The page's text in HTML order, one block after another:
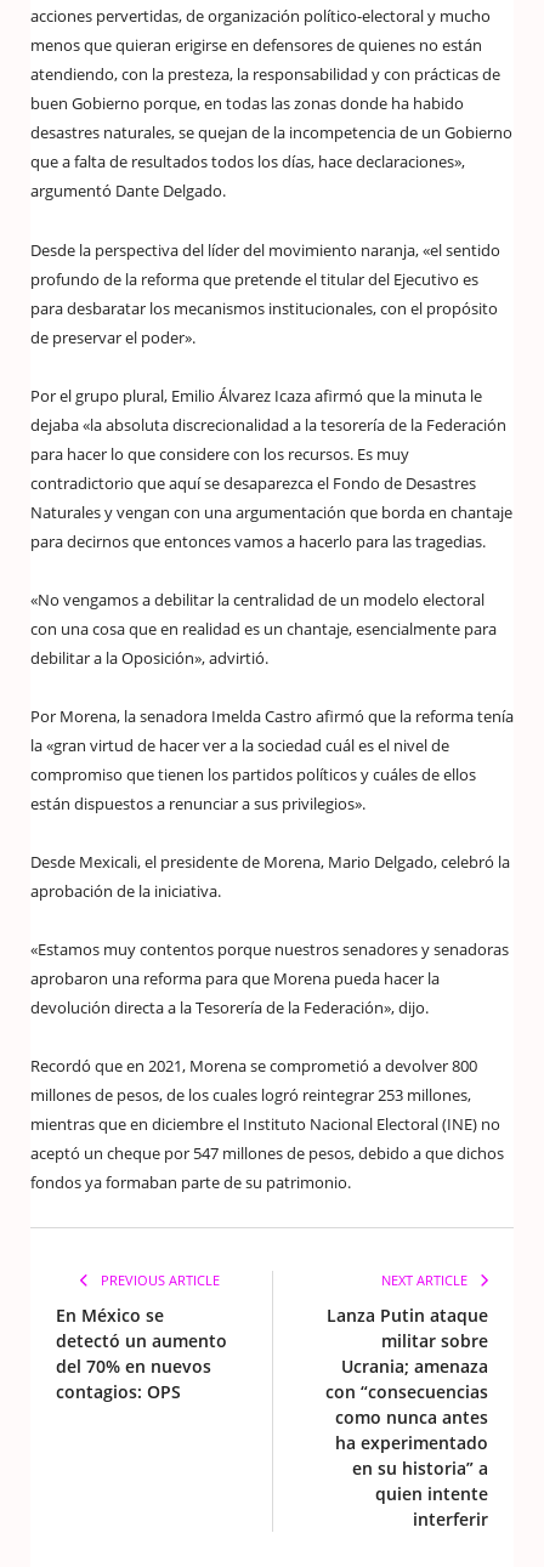
acciones pervertidas, de organización político-electoral y mucho
menos que quieran erigirse en defensores de quienes no están
atendiendo, con la presteza, la responsabilidad y con prácticas de
buen Gobierno porque, en todas las zonas donde ha habido
desastres naturales, se quejan de la incompetencia de un Gobierno
que a falta de resultados todos los días, hace declaraciones»,
argumentó Dante Delgado.
Desde la perspectiva del líder del movimiento naranja, «el sentido
profundo de la reforma que pretende el titular del Ejecutivo es
para desbaratar los mecanismos institucionales, con el propósito
de preservar el poder».
Por el grupo plural, Emilio Álvarez Icaza afirmó que la minuta le
dejaba «la absoluta discrecionalidad a la tesorería de la Federación
para hacer lo que considere con los recursos. Es muy
contradictorio que aquí se desaparezca el Fondo de Desastres
Naturales y vengan con una argumentación que borda en chantaje
para decirnos que entonces vamos a hacerlo para las tragedias.
«No vengamos a debilitar la centralidad de un modelo electoral
con una cosa que en realidad es un chantaje, esencialmente para
debilitar a la Oposición», advirtió.
Por Morena, la senadora Imelda Castro afirmó que la reforma tenía
la «gran virtud de hacer ver a la sociedad cuál es el nivel de
compromiso que tienen los partidos políticos y cuáles de ellos
están dispuestos a renunciar a sus privilegios».
Desde Mexicali, el presidente de Morena, Mario Delgado, celebró la
aprobación de la iniciativa.
«Estamos muy contentos porque nuestros senadores y senadoras
aprobaron una reforma para que Morena pueda hacer la
devolución directa a la Tesorería de la Federación», dijo.
Recordó que en 2021, Morena se comprometió a devolver 800
millones de pesos, de los cuales logró reintegrar 253 millones,
mientras que en diciembre el Instituto Nacional Electoral (INE) no
aceptó un cheque por 547 millones de pesos, debido a que dichos
fondos ya formaban parte de su patrimonio.
PREVIOUS ARTICLE
En México se
detectó un aumento
del 70% en nuevos
contagios: OPS
NEXT ARTICLE
Lanza Putin ataque
militar sobre
Ucrania; amenaza
con “consecuencias
como nunca antes
ha experimentado
en su historia” a
quien intente
interferir